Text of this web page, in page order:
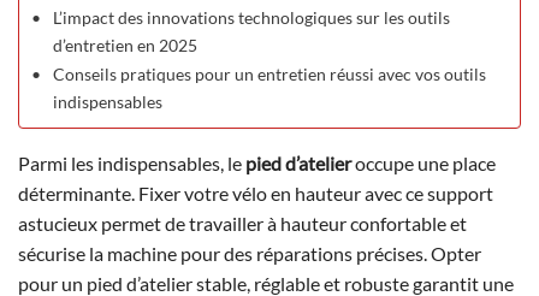
L’impact des innovations technologiques sur les outils
d’entretien en 2025
Conseils pratiques pour un entretien réussi avec vos outils
indispensables
Parmi les indispensables, le pied d’atelieroccupe une place
déterminante. Fixer votre vélo en hauteur avec ce support
astucieux permet de travailler à hauteur confortable et
sécurise la machine pour des réparations précises. Opter
pour un pied d’atelier stable, réglable et robuste garantit une